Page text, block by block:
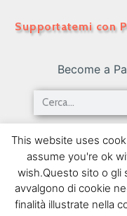
Supportatemi con
Become a
Tango Podcast in
L’evoluzione del
21/06/2010
This website uses
assume you're ok
wish.Questo sito o gli
avvalgono di cookie
finalità illustrate nella